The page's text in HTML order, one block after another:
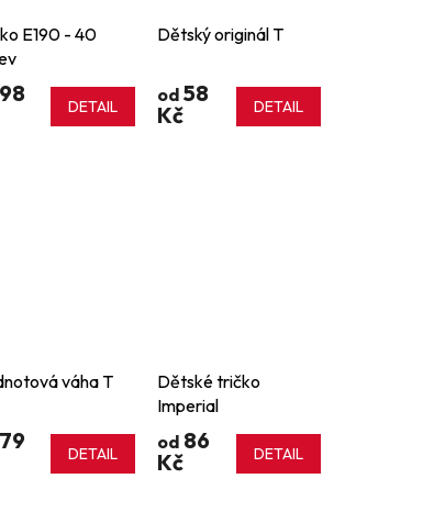
E190 - 40
DETAIL
Dětský originál T
od 58
Kč
DETAIL
váha T
DETAIL
Dětské tričko
Imperial
od 86
Kč
DETAIL